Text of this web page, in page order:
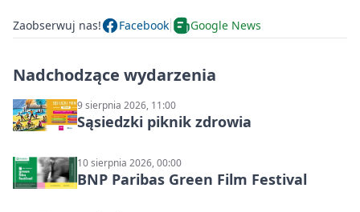
Zaobserwuj nas! Facebook Google News
Nadchodzące wydarzenia
9 sierpnia 2026, 11:00
Sąsiedzki piknik zdrowia
10 sierpnia 2026, 00:00
BNP Paribas Green Film Festival